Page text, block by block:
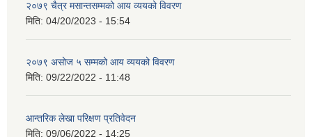
२०७९ चैत्र मसान्तसम्मको आय व्ययको विवरण
मिति: 04/20/2023 - 15:54
२०७९ असोज ५ सम्मको आय व्ययको विवरण
मिति: 09/22/2022 - 11:48
आन्तरिक लेखा परिक्षण प्रतिवेदन
मिति: 09/06/2022 - 14:25